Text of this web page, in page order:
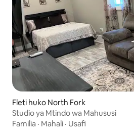
Fleti huko North Fork
Studio ya Mtindo wa Mahususi
Familia · Mahali · Usafi